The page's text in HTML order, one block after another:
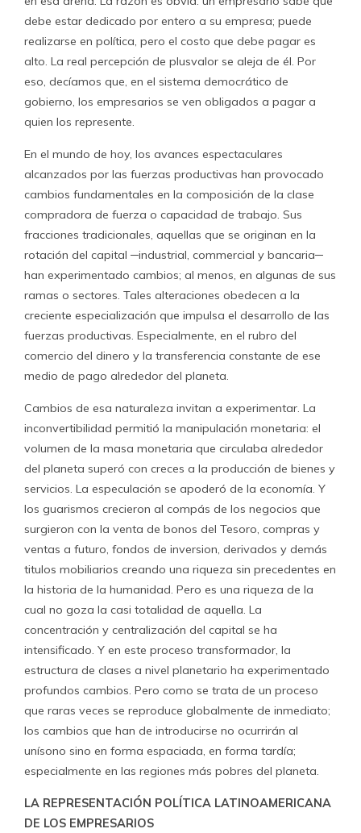
debe estar dedicado por entero a su empresa; puede
realizarse en política, pero el costo que debe pagar es
alto. La real percepción de plusvalor se aleja de él. Por
eso, decíamos que, en el sistema democrático de
gobierno, los empresarios se ven obligados a pagar a
quien los represente.
En el mundo de hoy, los avances espectaculares
alcanzados por las fuerzas productivas han provocado
cambios fundamentales en la composición de la clase
compradora de fuerza o capacidad de trabajo. Sus
fracciones tradicionales, aquellas que se originan en la
rotación del capital ─industrial, commercial y bancaria─
han experimentado cambios; al menos, en algunas de sus
ramas o sectores. Tales alteraciones obedecen a la
creciente especialización que impulsa el desarrollo de las
fuerzas productivas. Especialmente, en el rubro del
comercio del dinero y la transferencia constante de ese
medio de pago alrededor del planeta.
Cambios de esa naturaleza invitan a experimentar. La
inconvertibilidad permitió la manipulación monetaria: el
volumen de la masa monetaria que circulaba alrededor
del planeta superó con creces a la producción de bienes y
servicios. La especulación se apoderó de la economía. Y
los guarismos crecieron al compás de los negocios que
surgieron con la venta de bonos del Tesoro, compras y
ventas a futuro, fondos de inversion, derivados y demás
titulos mobiliarios creando una riqueza sin precedentes en
la historia de la humanidad. Pero es una riqueza de la
cual no goza la casi totalidad de aquella. La
concentración y centralización del capital se ha
intensificado. Y en este proceso transformador, la
estructura de clases a nivel planetario ha experimentado
profundos cambios. Pero como se trata de un proceso
que raras veces se reproduce globalmente de inmediato;
los cambios que han de introducirse no ocurrirán al
unísono sino en forma espaciada, en forma tardía;
especialmente en las regiones más pobres del planeta.
LA REPRESENTACIÓN POLÍTICA LATINOAMERICANA
DE LOS EMPRESARIOS